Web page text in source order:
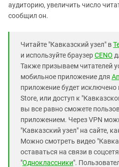
аудиторию, увеличить число
сообщил он.
Читайте "Кавказский узел" в
и используйте браузерCENO
Также призываем читателей
мобильное приложение для
приложение будет исключено
Store, или доступ к
вы все равно сможете
приложением. Через VPN
"Кавказский узел" на сайте,
Можно смотреть видео
оставаться на связи в
"Одноклассники".